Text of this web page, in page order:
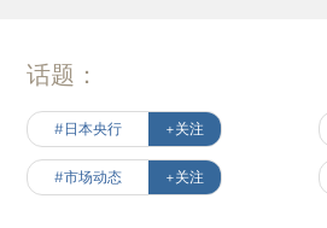
话题：
#日本央行 +关注
#市场动态 +关注